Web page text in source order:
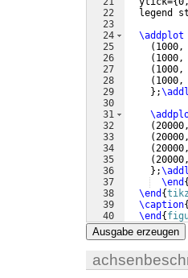
22
23
24
25
26
27
28
29
30
31
32
33
34
35
36
37
38
39
40
41
legend
\addplot
(
(
(
(
} ;
(
(
(
(
} ;
\end {
\end {
\caption{
\end {
\end{
Ausgabe erzeugen